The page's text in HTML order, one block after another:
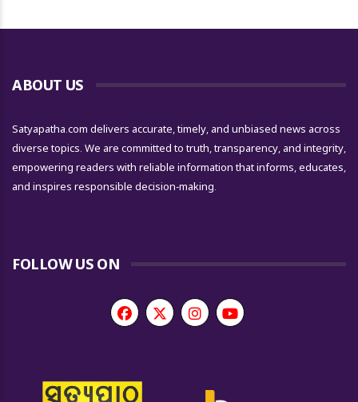
ABOUT US
Satyapatha.com delivers accurate, timely, and unbiased news across
diverse topics. We are committed to truth, transparency, and integrity,
empowering readers with reliable information that informs, educates,
and inspires responsible decision-making.
FOLLOW US ON